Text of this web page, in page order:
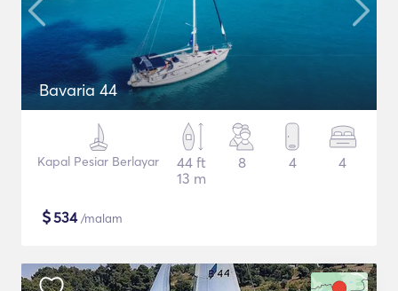
Bavaria 44
Kapal Pesiar Berlayar
44 ft
13 m
8 4 4
$534/malam